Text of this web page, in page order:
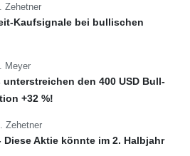
Zehetner
Kaufsignale bei bullischen
Meyer
den 400 USD Bull-
+32 %!
Zehetner
Aktie könnte im 2. Halbjahr